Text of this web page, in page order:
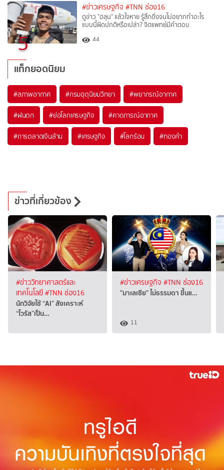
5
#ข่าวเศรษฐกิจ #TNN ช่อง16
ดูข่าว "ฮลุน" แล้วใจหาย รู้สึกดิ่งจนไม่อยากทำอะไร
แบบนี้ผิดปกติหรือเปล่า? จิตแพทย์มีคำตอบ
44
แท็กยอดนิยม
#สภาพอากาศ #กรมอุตุนิยมวิทยา #พยากรณ์อากาศ
#ฝนตก #ย่อโลกเศรษฐกิจ #คาดการณ์อากาศ
#การตลาดเงินล้าน #เศรษฐกิจ #โลกร้อน #ทองคำ
ข่าวที่เกี่ยวข้อง
#ข่าววิทยาศาสตร์และ
เทคโนโลยี#TNN ช่อง16
นักวิจัยใช้ “AI” สังเคราะห์
“ไวรัส”เป็น…
#ข่าวเศรษฐกิจ #TNN ช่อง16
"มาเลเซีย" ไม่ธรรมดา ขึ้นแ…
11